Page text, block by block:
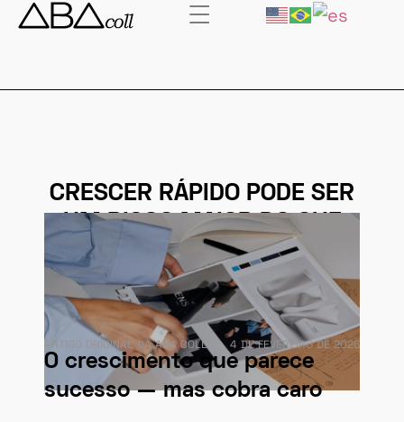
CRESCER RÁPIDO PODE SER
UM RISCO MAIOR DO QUE
CRESCER DEVAGAR
ARTIGO ORIGINAL DA ABA COLL 4 DE FEVEREIRO DE 2026
O crescimento que parece
sucesso — mas cobra caro